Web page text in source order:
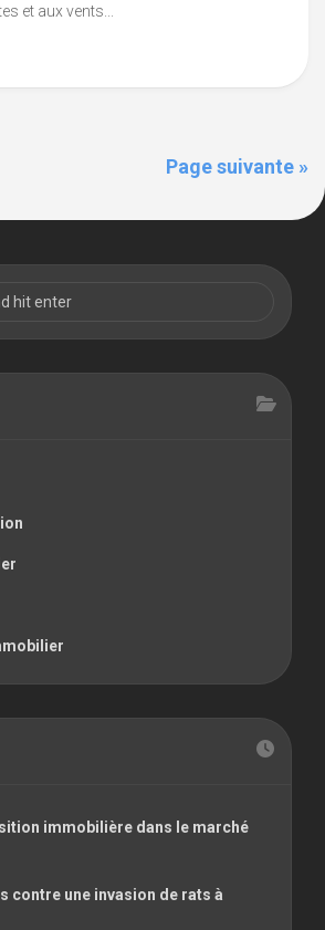
et aux vents...
Page suivante »
immobilière dans le marché
contre une invasion de rats à